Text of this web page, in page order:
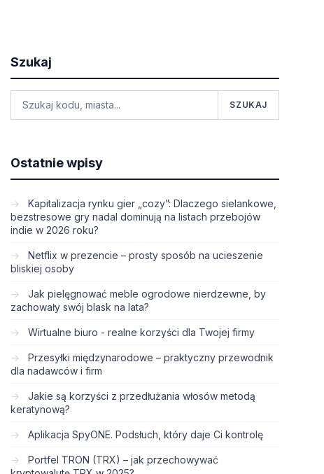
Szukaj
SZUKAJ
Ostatnie wpisy
Kapitalizacja rynku gier „cozy”: Dlaczego sielankowe,
bezstresowe gry nadal dominują na listach przebojów
indie w 2026 roku?
Netflix w prezencie – prosty sposób na ucieszenie
bliskiej osoby
Jak pielęgnować meble ogrodowe nierdzewne, by
zachowały swój blask na lata?
Wirtualne biuro - realne korzyści dla Twojej firmy
Przesyłki międzynarodowe – praktyczny przewodnik
dla nadawców i firm
Jakie są korzyści z przedłużania włosów metodą
keratynową?
Aplikacja SpyONE. Podsłuch, który daje Ci kontrolę
Portfel TRON (TRX) – jak przechowywać